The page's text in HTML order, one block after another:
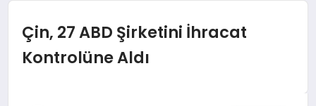
İZMIR HABERLERI
Çin, 27 ABD Şirketini İhracat
Kontrolüne Aldı